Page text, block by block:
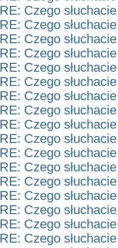
RE: Czego
RE: Czego
RE: Czego
RE: Czego
RE: Czego
RE: Czego
RE: Czego
RE: Czego
RE: Czego
RE: Czego
RE: Czego
RE: Czego
RE: Czego
RE: Czego
RE: Czego
RE: Czego
RE: Czego